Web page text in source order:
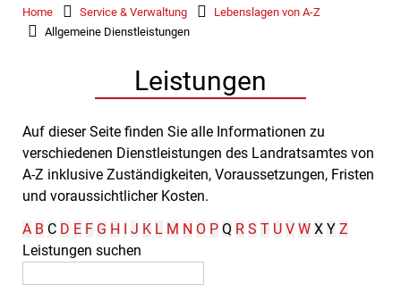
Home
Service & Verwaltung
Lebenslagen von A-Z
Allgemeine Dienstleistungen
Leistungen
Auf dieser Seite finden Sie alle Informationen zu
verschiedenen Dienstleistungen des Landratsamtes von
A-Z inklusive Zuständigkeiten, Voraussetzungen, Fristen
und voraussichtlicher Kosten.
A B C D E F G H I J K L M N O P Q R S T U V W X Y Z
Leistungen suchen